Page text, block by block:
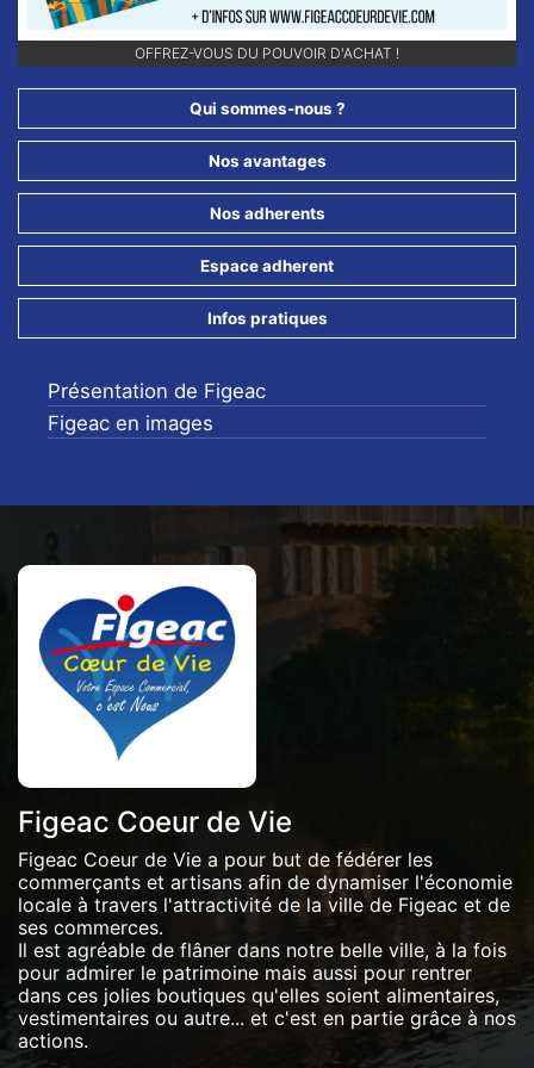
OFFREZ-VOUS DU POUVOIR D'ACHAT !
Previous
Qui sommes-nous ?
Nos avantages
Nos adherents
Espace adherent
Infos pratiques
Présentation de Figeac
Figeac en images
Figeac Coeur de Vie
Figeac Coeur de Vie a pour but de fédérer les
commerçants et artisans afin de dynamiser l'économie
locale à travers l'attractivité de la ville de Figeac et de
ses commerces.
Il est agréable de flâner dans notre belle ville, à la fois
pour admirer le patrimoine mais aussi pour rentrer
dans ces jolies boutiques qu'elles soient alimentaires,
vestimentaires ou autre... et c'est en partie grâce à nos
actions.